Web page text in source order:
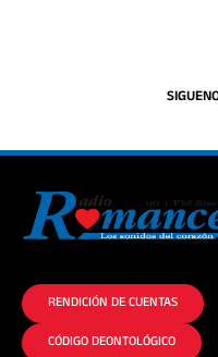
RENDICIÓN DE CUENTAS
CÓDIGO DEONTOLÓGICO